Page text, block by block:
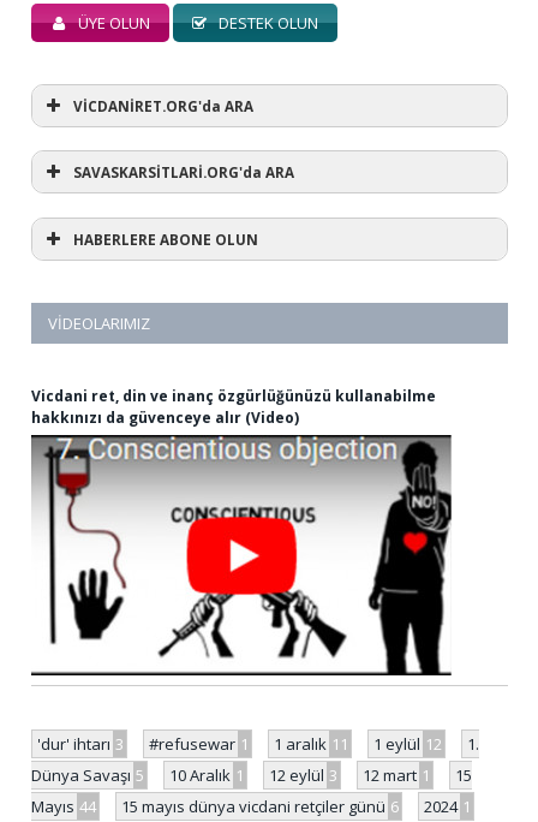
ÜYE OLUN DESTEK OLUN
VİCDANİRET.ORG'da ARA
SAVASKARSİTLARİ.ORG'da ARA
HABERLERE ABONE OLUN
VIDEOLARIMIZ
Vicdani ret, din ve inanç özgürlüğünüzü kullanabilme
hakkınızı da güvenceye alır (Video)
'dur' ihtarı 3 #refusewar 1 1 aralık 11 1 eylül 12
1.
Dünya Savaşı 5 10 Aralık 1 12 eylül 3 12 mart 1
15
Mayıs 44 15 mayıs dünya vicdani retçiler günü 6 2024 1